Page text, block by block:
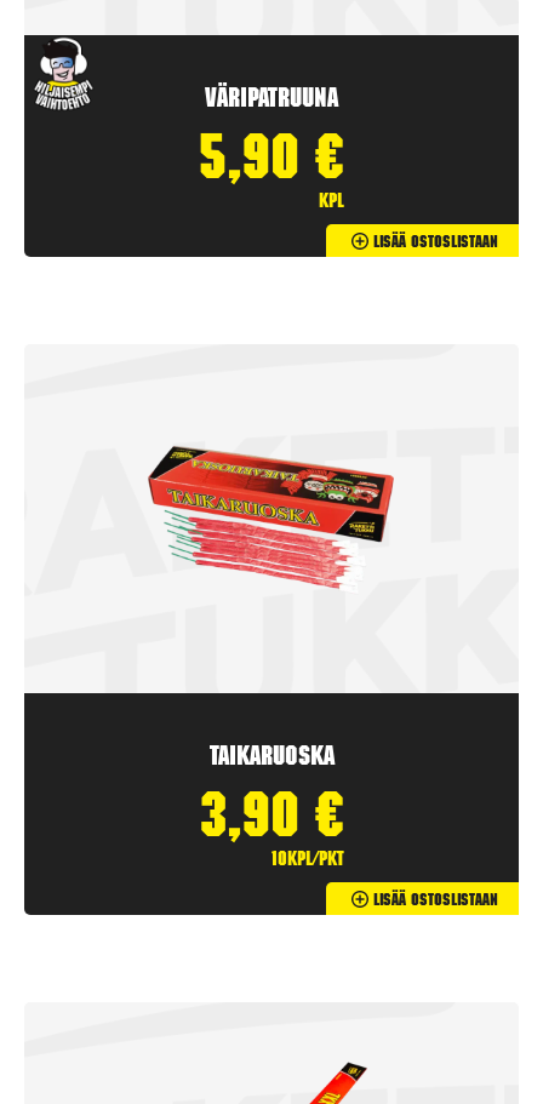
Väripatruuna
5,90 €
kpl
Lisää Ostoslistaan
Taikaruoska
3,90 €
10kpl/pkt
Lisää Ostoslistaan